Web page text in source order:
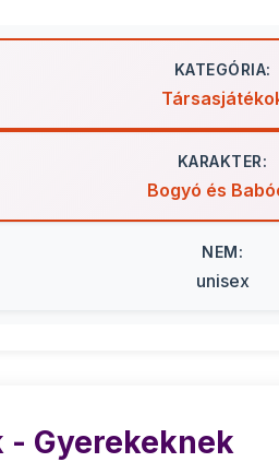
KATEGÓRIA:
KARAKTER:
Bogyó és
NEM:
unisex
- Gyerekeknek